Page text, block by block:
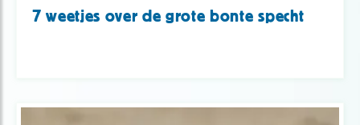
7 weetjes over de grote bonte specht